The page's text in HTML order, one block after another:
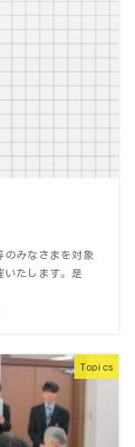
みなさまを対象
いたします。是
たします。
Topics